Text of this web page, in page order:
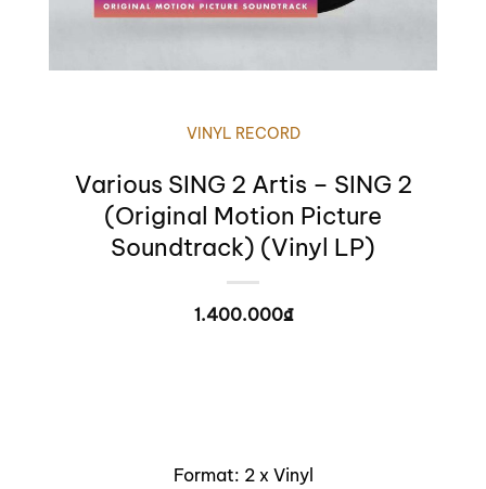
VINYL RECORD
Various SING 2 Artis – SING 2
(Original Motion Picture
Soundtrack) (Vinyl LP)
1.400.000₫
Format: 2 x Vinyl